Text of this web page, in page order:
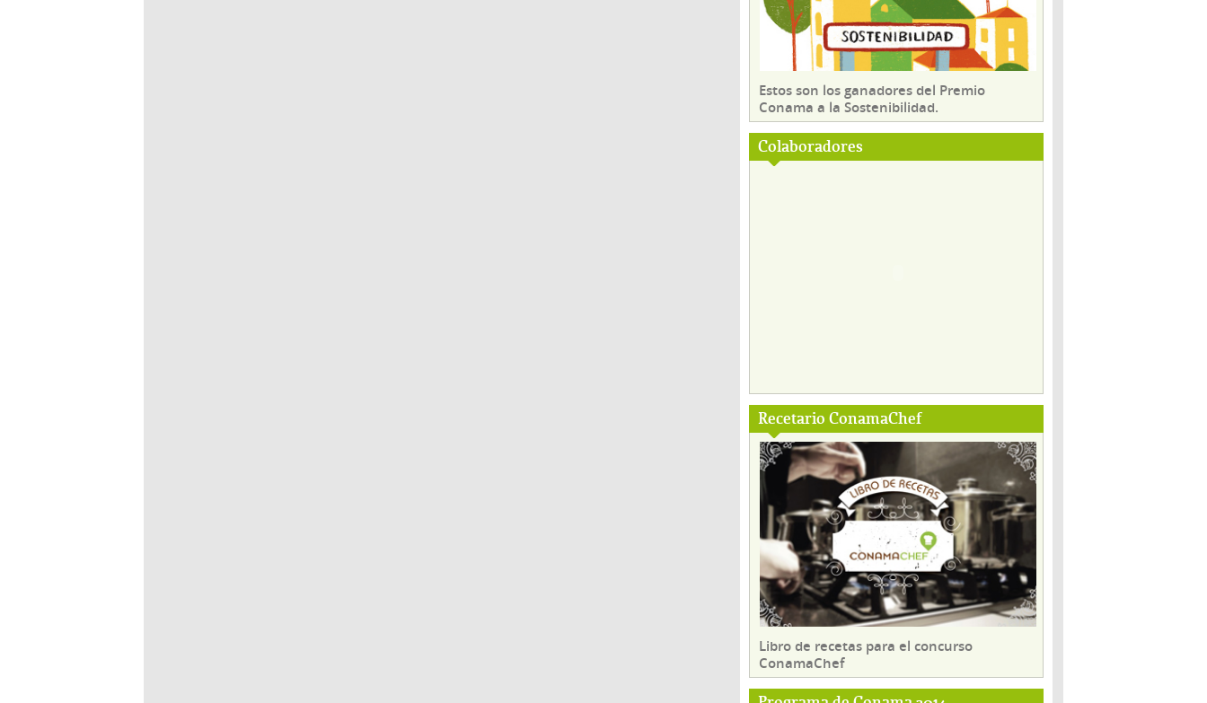
Estos son los ganadores del Premio
Conama a la Sostenibilidad.
Colaboradores
Recetario ConamaChef
Libro de recetas para el concurso
ConamaChef